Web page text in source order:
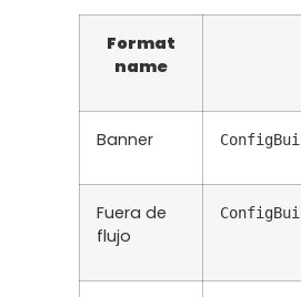
Format
name
Banner
Fuera de
flujo